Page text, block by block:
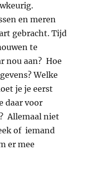
en meren
gebracht. Tijd
te
nou aan? Hoe
Welke
je je eerst
daar voor
Allemaal niet
of iemand
er mee